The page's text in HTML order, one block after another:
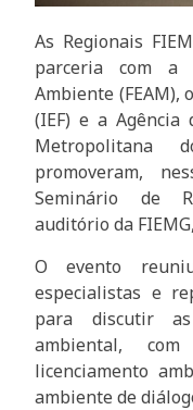
As Regionais
parceria com a
Ambiente (FEAM),
(IEF) e a Agência
Metropolitana
promoveram,
Seminário de
auditório da
O evento
especialistas e
para discutir
ambiental,
licenciamento
ambiente de